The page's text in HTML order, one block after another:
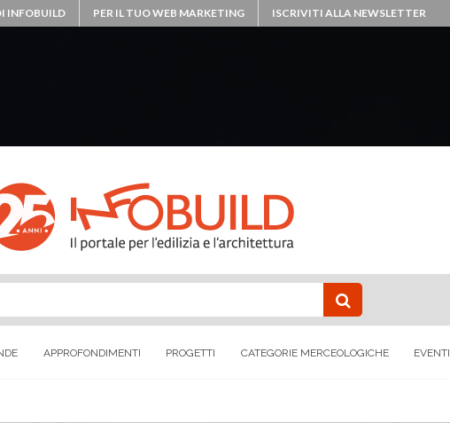
INFOBUILD PER IL TUO WEB MARKETING ISCRIVITI ALLA NEWSLETTER
APPROFONDIMENTI PROGETTI CATEGORIE MERCEOLOGICHE EVENTI